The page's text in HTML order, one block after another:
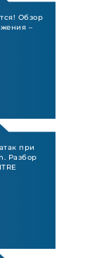
Обзор
–
при
Разбор